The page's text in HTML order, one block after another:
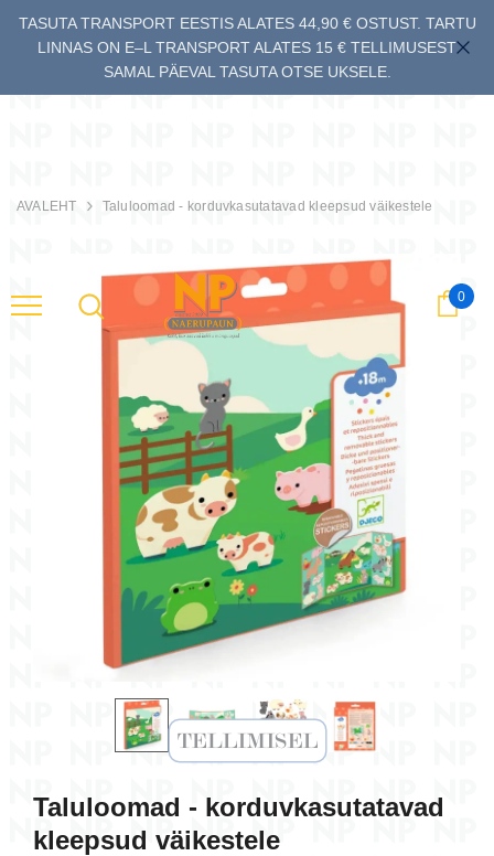
0
TASUTA TRANSPORT EESTIS ALATES 44,90 € OSTUST. TARTU
LINNAS ON E–L TRANSPORT ALATES 15 € TELLIMUSEST
SAMAL PÄEVAL TASUTA OTSE UKSELE.
AVALEHT Taluloomad - korduvkasutatavad kleepsud väikestele
Taluloomad - korduvkasutatavad
kleepsud väikestele
Bataflash - kaardimäng (5+)
9,30 €
Lisa korvi
Batamiaou -
(3+)
9,50 €